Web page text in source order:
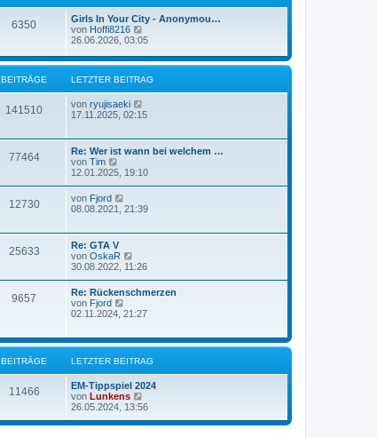
a
g
r
B
r
6350
Girls In Your City - Anonymou…
von Hoffi8216
e
e
t
e
B
r
a
g
26.06.2026, 03:05
BEITRÄGE LETZTER BEITRAG
141510 von ryujisaeki
e
t
e
r
B
i
r
17.11.2025, 02:15
77464
Re: Wer ist wann bei welchem …
von Tim
e
e
s
t
r
B
e
i
t
r
a
g
12.01.2025, 19:10
12730 von Fjord
e
t
e
r
B
e
t
a
g
08.08.2021, 21:39
25633
Re: GTA V
von OskaR
e
e
s
e
B
e
i
t
r
a
g
30.08.2022, 11:26
9657
Re: Rückenschmerzen
von Fjord
e
s
e
r
B
e
i
t
02.11.2024, 21:27
BEITRÄGE LETZTER BEITRAG
11466
EM-Tippspiel 2024
von Lunkens
e
e
26.05.2024, 13:56